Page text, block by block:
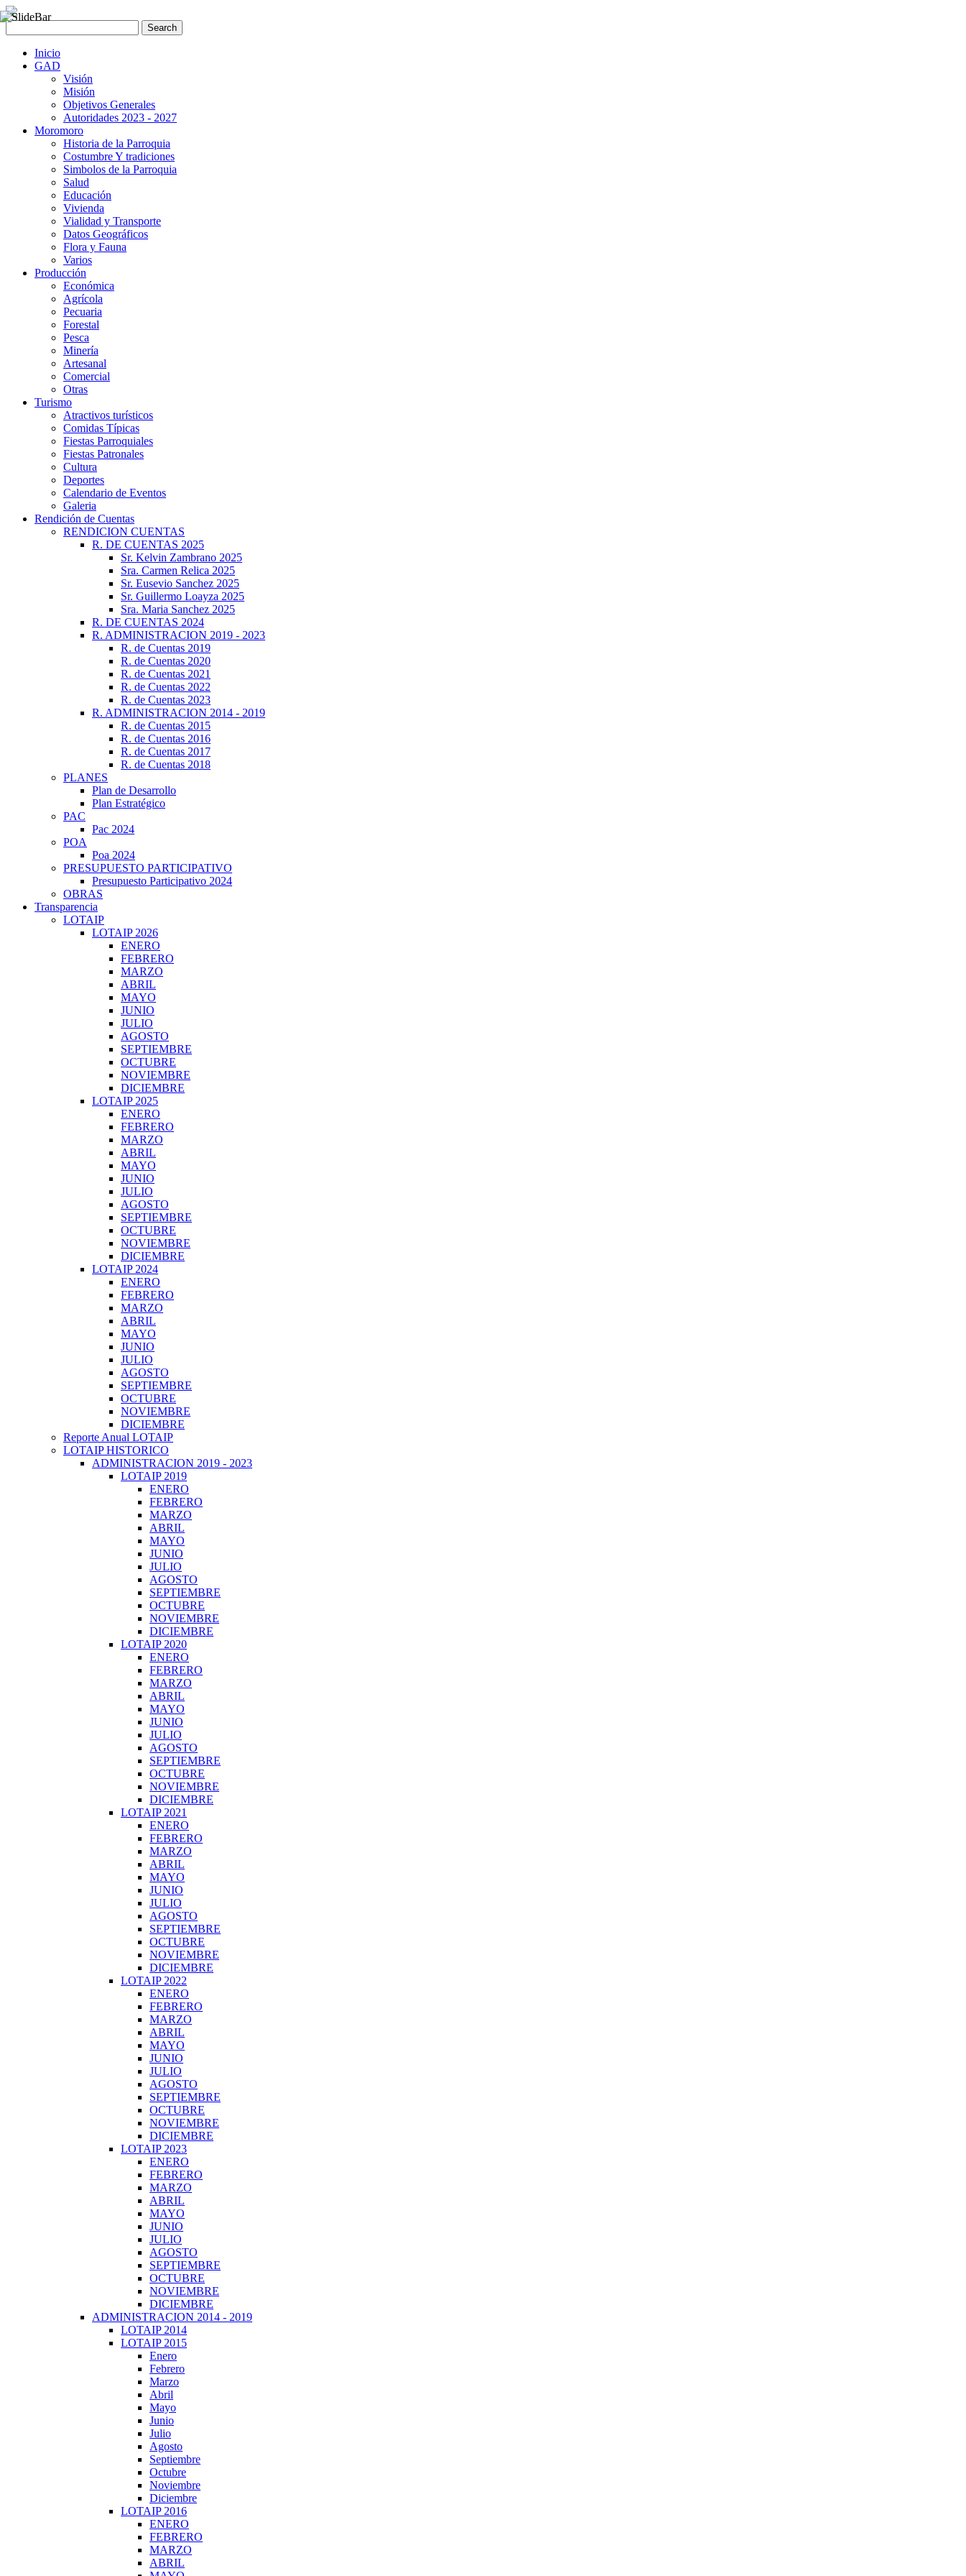
Inicio
GAD
Visión
Misión
Objetivos Generales
Autoridades 2023 - 2027
Moromoro
Historia de la Parroquia
Costumbre Y tradiciones
Simbolos de la Parroquia
Salud
Educación
Vivienda
Vialidad y Transporte
Datos Geográficos
Flora y Fauna
Varios
Producción
Económica
Agrícola
Pecuaria
Forestal
Pesca
Minería
Artesanal
Comercial
Otras
Turismo
Atractivos turísticos
Comidas Típicas
Fiestas Parroquiales
Fiestas Patronales
Cultura
Deportes
Calendario de Eventos
Galeria
Rendición de Cuentas
RENDICION CUENTAS
R. DE CUENTAS 2025
Sr. Kelvin Zambrano 2025
Sra. Carmen Relica 2025
Sr. Eusevio Sanchez 2025
Sr. Guillermo Loayza 2025
Sra. Maria Sanchez 2025
R. DE CUENTAS 2024
R. ADMINISTRACION 2019 - 2023
R. de Cuentas 2019
R. de Cuentas 2020
R. de Cuentas 2021
R. de Cuentas 2022
R. de Cuentas 2023
R. ADMINISTRACION 2014 - 2019
R. de Cuentas 2015
R. de Cuentas 2016
R. de Cuentas 2017
R. de Cuentas 2018
PLANES
Plan de Desarrollo
Plan Estratégico
PAC
Pac 2024
POA
Poa 2024
PRESUPUESTO PARTICIPATIVO
Presupuesto Participativo 2024
OBRAS
Transparencia
LOTAIP
LOTAIP 2026
ENERO
FEBRERO
MARZO
ABRIL
MAYO
JUNIO
JULIO
AGOSTO
SEPTIEMBRE
OCTUBRE
NOVIEMBRE
DICIEMBRE
LOTAIP 2025
ENERO
FEBRERO
MARZO
ABRIL
MAYO
JUNIO
JULIO
AGOSTO
SEPTIEMBRE
OCTUBRE
NOVIEMBRE
DICIEMBRE
LOTAIP 2024
ENERO
FEBRERO
MARZO
ABRIL
MAYO
JUNIO
JULIO
AGOSTO
SEPTIEMBRE
OCTUBRE
NOVIEMBRE
DICIEMBRE
Reporte Anual LOTAIP
LOTAIP HISTORICO
ADMINISTRACION 2019 - 2023
LOTAIP 2019
ENERO
FEBRERO
MARZO
ABRIL
MAYO
JUNIO
JULIO
AGOSTO
SEPTIEMBRE
OCTUBRE
NOVIEMBRE
DICIEMBRE
LOTAIP 2020
ENERO
FEBRERO
MARZO
ABRIL
MAYO
JUNIO
JULIO
AGOSTO
SEPTIEMBRE
OCTUBRE
NOVIEMBRE
DICIEMBRE
LOTAIP 2021
ENERO
FEBRERO
MARZO
ABRIL
MAYO
JUNIO
JULIO
AGOSTO
SEPTIEMBRE
OCTUBRE
NOVIEMBRE
DICIEMBRE
LOTAIP 2022
ENERO
FEBRERO
MARZO
ABRIL
MAYO
JUNIO
JULIO
AGOSTO
SEPTIEMBRE
OCTUBRE
NOVIEMBRE
DICIEMBRE
LOTAIP 2023
ENERO
FEBRERO
MARZO
ABRIL
MAYO
JUNIO
JULIO
AGOSTO
SEPTIEMBRE
OCTUBRE
NOVIEMBRE
DICIEMBRE
ADMINISTRACION 2014 - 2019
LOTAIP 2014
LOTAIP 2015
Enero
Febrero
Marzo
Abril
Mayo
Junio
Julio
Agosto
Septiembre
Octubre
Noviembre
Diciembre
LOTAIP 2016
ENERO
FEBRERO
MARZO
ABRIL